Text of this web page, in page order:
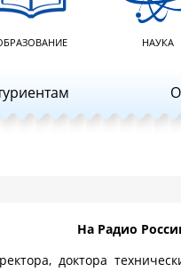
НАУКА
На Радио
доктора